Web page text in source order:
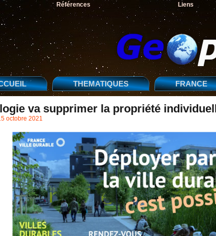
Références Liens
THEMATIQUES FRANCE
va supprimer la propriété
octobre 2021